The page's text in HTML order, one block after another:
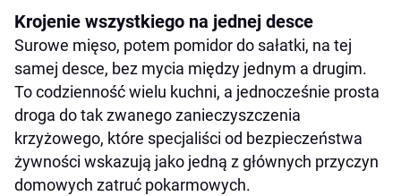
Krojenie wszystkiego na jednej desce
Surowe mięso, potem pomidor do sałatki, na tej
samej desce, bez mycia między jednym a drugim.
To codzienność wielu kuchni, a jednocześnie prosta
droga do tak zwanego zanieczyszczenia
krzyżowego, które specjaliści od bezpieczeństwa
żywności wskazują jako jedną z głównych przyczyn
domowych zatruć pokarmowych.